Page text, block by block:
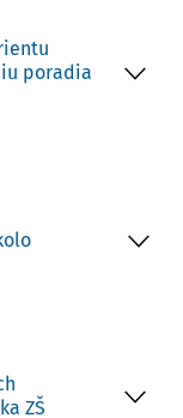
poradia
ZŠ